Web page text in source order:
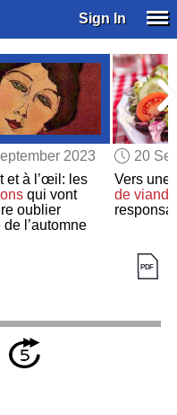
Sign In
2023
et à l’œil: les
qui vont
oublier
de l’automne
20
Vers une
de viande